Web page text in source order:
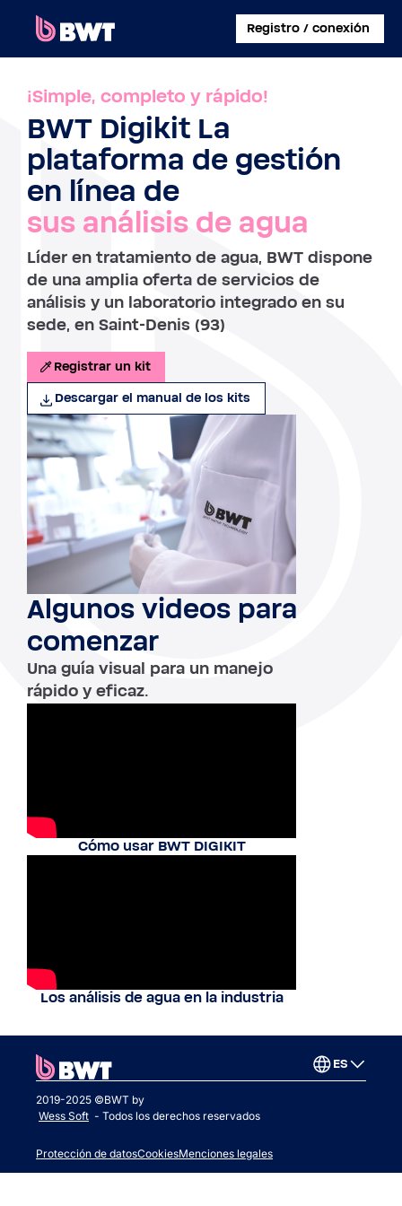
Registro / conexión
CONECTARSE A
CREAR UNA CUENTA DE USUARIO
REGISTRAR UN KIT SIN CUENTA
SOBRE BWT
CONTACTAR
¡Simple, completo y rápido!
BWT Digikit La
plataforma de gestión
en línea de
sus análisis de agua
Líder en tratamiento de agua, BWT dispone
de una amplia oferta de servicios de
análisis y un laboratorio integrado en su
sede, en Saint-Denis (93)
Registrar un kit
Descargar el manual de los kits
Algunos videos para
comenzar
Una guía visual para un manejo
rápido y eficaz.
Cómo usar BWT DIGIKIT
Los análisis de agua en la industria
ES
2019-2025 ©BWT by
Wess Soft - Todos los derechos reservados
Protección de datosCookiesMenciones legales